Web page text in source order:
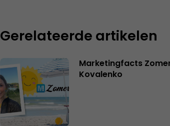
Gerelateerde artikelen
Marketingfacts
Kovalenko